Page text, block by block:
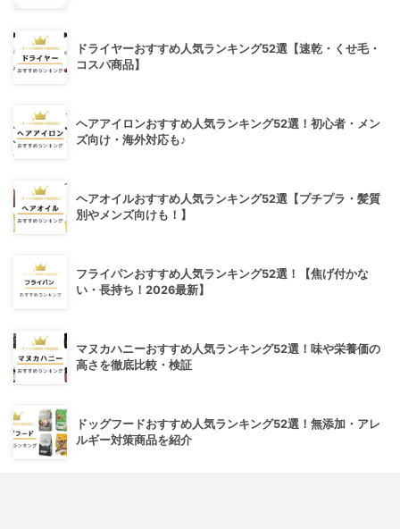
ドライヤーおすすめ人気ランキング52選【速乾・くせ毛・
コスパ商品】
ヘアアイロンおすすめ人気ランキング52選！初心者・メン
ズ向け・海外対応も♪
ヘアオイルおすすめ人気ランキング52選【プチプラ・髪質
別やメンズ向けも！】
フライパンおすすめ人気ランキング52選！【焦げ付かな
い・長持ち！2026最新】
マヌカハニーおすすめ人気ランキング52選！味や栄養価の
高さを徹底比較・検証
ドッグフードおすすめ人気ランキング52選！無添加・アレ
ルギー対策商品を紹介